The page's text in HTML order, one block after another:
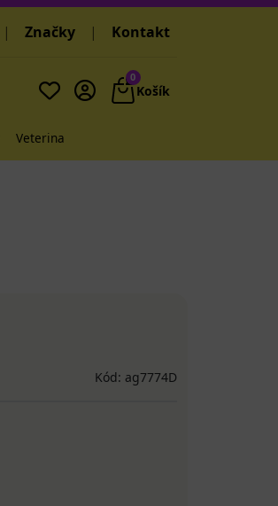
| Značky | Kontakt
0
Košík
Veterina
Kód: ag7774D